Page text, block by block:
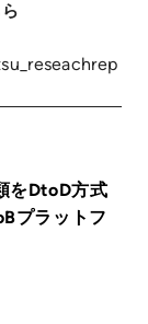
をDtoD方式
プラットフ